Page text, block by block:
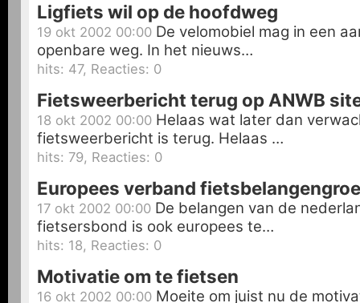
Ligfiets wil op de hoofdweg
19 okt 2002 00:00 De velomobiel mag in een
openbare weg. In het nieuws…
hits: 47, Reacties: 0
Fietsweerbericht terug op ANWB
18 okt 2002 00:00 Helaas wat later dan
fietsweerbericht is terug. Helaas …
hits: 79, Reacties: 0
Europees verband
17 okt 2002 00:00 De belangen van de
fietsersbond is ook europees te…
hits: 18, Reacties: 0
Motivatie om te fietsen
16 okt 2002 00:00 Moeite om juist nu de